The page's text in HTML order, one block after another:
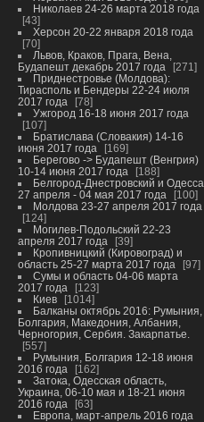
Николаев 24-26 марта 2018 года
43
Херсон 20-22 января 2018 года
70
Львов, Краков, Прага, Вена,
Будапешт декабрь 2017 года
271
Приднестровье (Молдова):
Тирасполь и Бендеры 22-24 июля
2017 года
78
Ужгород 16-18 июня 2017 года
107
Братислава (Словакия) 14-16
июня 2017 года
169
Берегово -> Будапешт (Венгрия)
10-14 июня 2017 года
188
Белгород-Днестровский и Одесса
27 апреля - 04 мая 2017 года
100
Молдова 23-27 апреля 2017 года
124
Могилев-Подольский 22-23
апреля 2017 года
39
Кропивницкий (Кировоград) и
область 25-27 марта 2017 года
97
Сумы и область 04-06 марта
2017 года
123
Киев
1014
Балканы октябрь 2016: Румыния,
Болгария, Македония, Албания,
Черногория, Сербия. Закарпатье.
557
Румыния, Болгария 12-18 июня
2016 года
162
Затока, Одесская область,
Украина, 06-10 мая и 18-21 июня
2016 года
63
Европа, март-апрель 2016 года